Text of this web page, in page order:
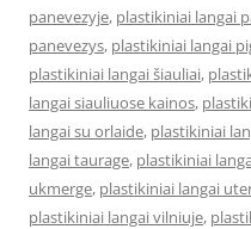
panevezyje, plastikiniai langai
panevezys, plastikiniai langai
plastikiniai langai šiauliai,
langai siauliuose kainos,
langai su orlaide, plastikiniai
langai taurage, plastikiniai
ukmerge, plastikiniai langai
plastikiniai langai vilniuje,